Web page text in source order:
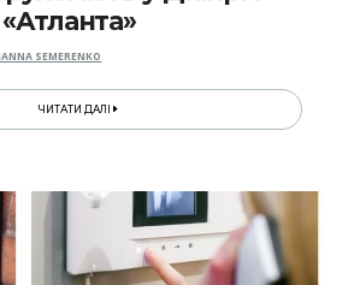
SEMERENKO
ЧИТАТИ ДАЛІ